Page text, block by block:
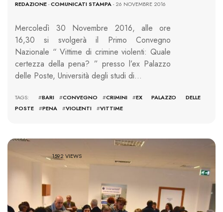
REDAZIONE-COMUNICATI STAMPA- 26 NOVEMBRE 2016
Mercoledì 30 Novembre 2016, alle ore
16,30 si svolgerà il Primo Convegno
Nazionale “ Vittime di crimine violenti: Quale
certezza della pena? ” presso l’ex Palazzo
delle Poste, Università degli studi di…
TAGS: #BARI #CONVEGNO #CRIMINI #EX PALAZZO DELLE
POSTE
#PENA #VIOLENTI #VITTIME
1592 VIEWS